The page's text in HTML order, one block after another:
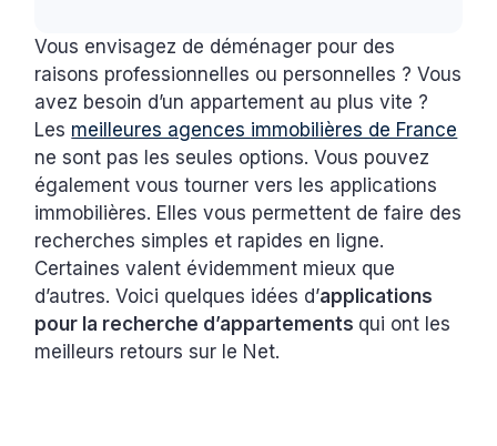
Vous envisagez de déménager pour des
raisons professionnelles ou personnelles ? Vous
avez besoin d’un appartement au plus vite ?
Les meilleures agences immobilières de France
ne sont pas les seules options. Vous pouvez
également vous tourner vers les applications
immobilières. Elles vous permettent de faire des
recherches simples et rapides en ligne.
Certaines valent évidemment mieux que
d’autres. Voici quelques idées d’applications
pour la recherche d’appartements qui ont les
meilleurs retours sur le Net.